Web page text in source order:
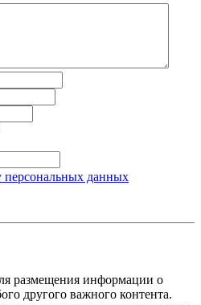
персональных данных
размещения информации о
другого важного контента.